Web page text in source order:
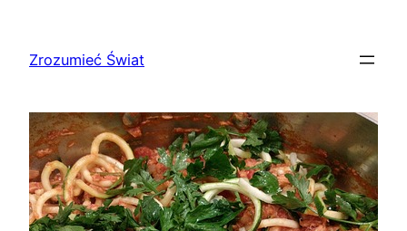
treściZrozumieć Świat